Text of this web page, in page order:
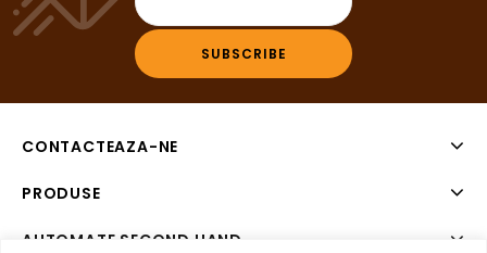
CONTACTEAZA-NE
PRODUSE
AUTOMATE SECOND HAND